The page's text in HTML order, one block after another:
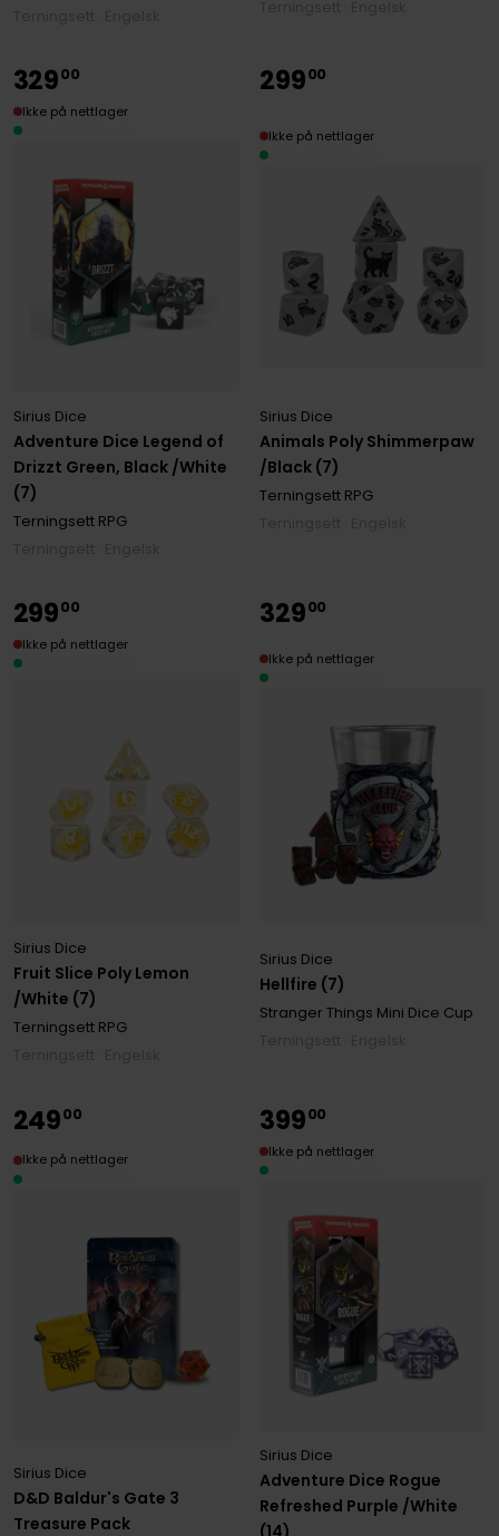
Adventure Dice Legend of
Drizzt Green, Black /White
(7)
Sirius Dice
Terningsett RPG
32900
Ikke på nettlager
Animals Poly Shimmerpaw
/Black (7)
Sirius Dice
Terningsett RPG
29900
Ikke på nettlager
Fruit Slice Poly Lemon
/White (7)
Sirius Dice
Terningsett RPG
29900
Ikke på nettlager
Hellfire (7)
Sirius Dice
Stranger Things Mini Dice Cup
32900
Ikke på nettlager
D&D Baldur's Gate 3
Treasure Pack
Sirius Dice
24900
Ikke på nettlager
Adventure Dice Rogue
Refreshed Purple /White
Sirius Dice
39900
Ikke på nettlager